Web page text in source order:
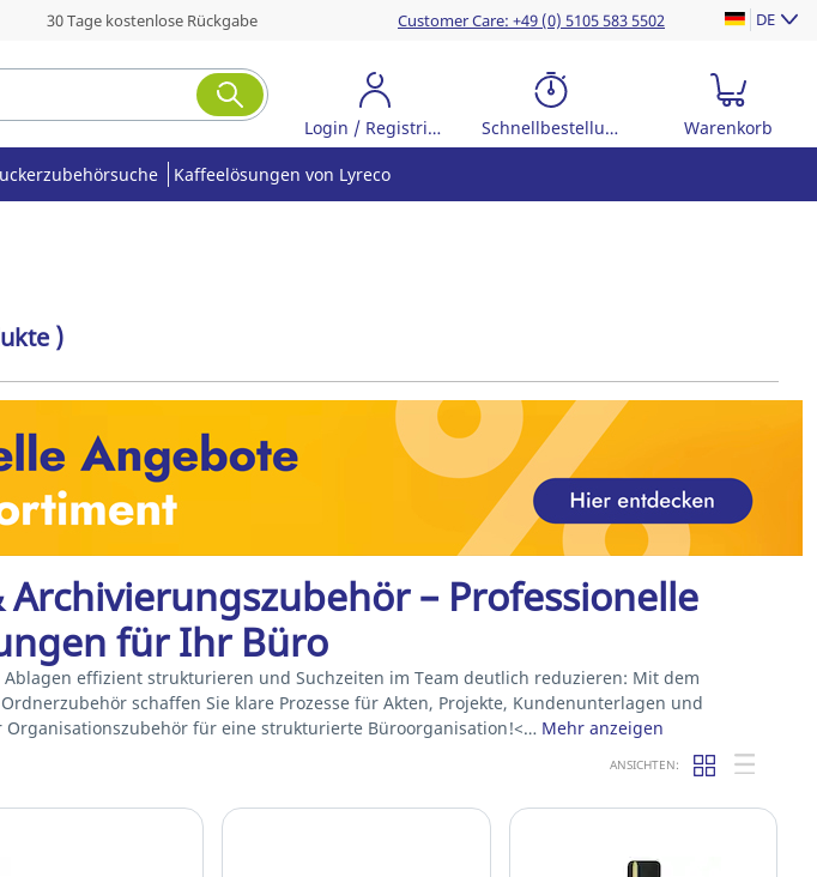
30 Tage kostenlose Rückgabe Customer Care: +49 (0) 5105 583 5502 DE
Login / Registrierung Schnellbestellung Warenkorb
Kaffeelösungen von Lyreco
)
– Professionelle
für Ihr Büro
effizient strukturieren und Suchzeiten im Team deutlich reduzieren: Mit dem
schaffen Sie klare Prozesse für Akten, Projekte, Kundenunterlagen und
Organisationszubehör für eine strukturierte Büroorganisation!<… Mehr anzeigen
ANSICHTEN: